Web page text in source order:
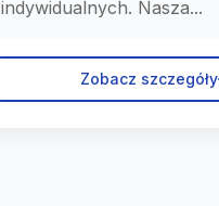
indywidualnych. Nasza...
Zobacz szczegóły